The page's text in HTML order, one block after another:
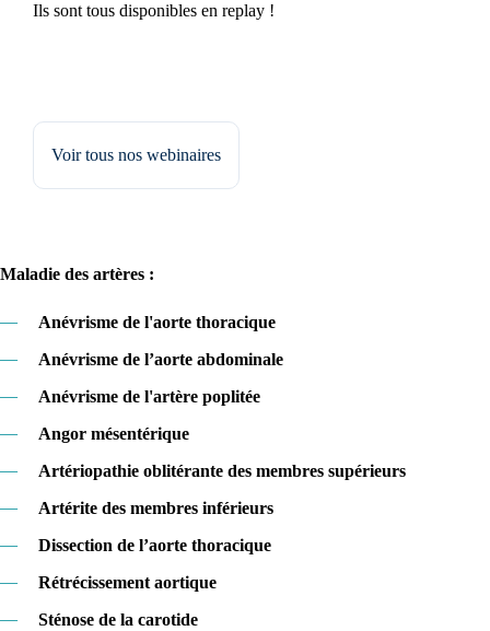
Ils sont tous disponibles en replay !
Voir tous nos webinaires
Maladie des artères :
—
Anévrisme de l'aorte thoracique
—
Anévrisme de l’aorte abdominale
—
Anévrisme de l'artère poplitée
—
Angor mésentérique
—
Artériopathie oblitérante des membres supérieurs
—
Artérite des membres inférieurs
—
Dissection de l’aorte thoracique
—
Rétrécissement aortique
—
Sténose de la carotide